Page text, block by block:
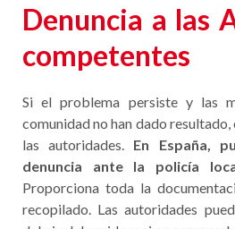
Denuncia a las
competentes
Si el problema persiste y las
comunidad no han dado
las autoridades. En España,
denuncia ante la policía
Proporciona toda la
recopilado. Las autoridades